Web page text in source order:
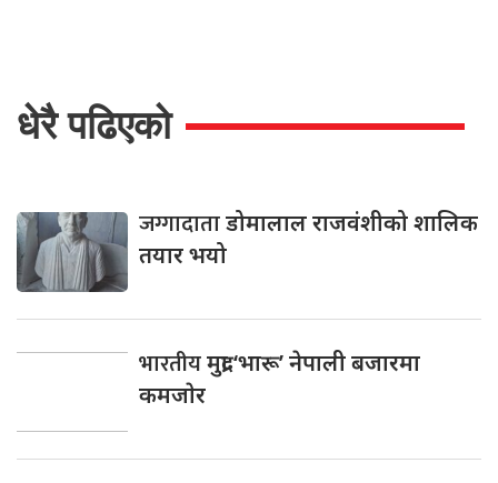
धेरै पढिएको
जग्गादाताडोमालाल राजवंशीको शालिक
तयार भयो
भारतीयमुद्रा ‘भारू’ नेपाली बजारमा
कमजाेर